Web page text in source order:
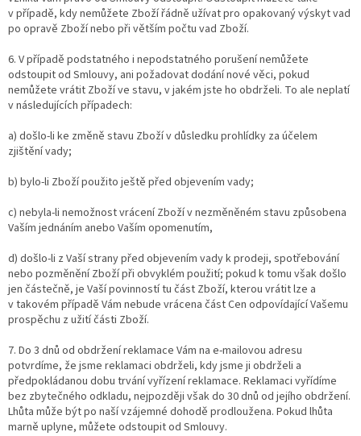
v případě, kdy nemůžete Zboží řádně užívat pro opakovaný výskyt vad
po opravě Zboží nebo při větším počtu vad Zboží.
6. V případě podstatného i nepodstatného porušení nemůžete
odstoupit od Smlouvy, ani požadovat dodání nové věci, pokud
nemůžete vrátit Zboží ve stavu, v jakém jste ho obdrželi. To ale neplatí
v následujících případech:
a) došlo-li ke změně stavu Zboží v důsledku prohlídky za účelem
zjištění vady;
b) bylo-li Zboží použito ještě před objevením vady;
c) nebyla-li nemožnost vrácení Zboží v nezměněném stavu způsobena
Vaším jednáním anebo Vaším opomenutím,
d) došlo-li z Vaší strany před objevením vady k prodeji, spotřebování
nebo pozměnění Zboží při obvyklém použití; pokud k tomu však došlo
jen částečně, je Vaší povinností tu část Zboží, kterou vrátit lze a
v takovém případě Vám nebude vrácena část Cen odpovídající Vašemu
prospěchu z užití části Zboží.
7. Do 3 dnů od obdržení reklamace Vám na e-mailovou adresu
potvrdíme, že jsme reklamaci obdrželi, kdy jsme ji obdrželi a
předpokládanou dobu trvání vyřízení reklamace. Reklamaci vyřídíme
bez zbytečného odkladu, nejpozději však do 30 dnů od jejího obdržení.
Lhůta může být po naší vzájemné dohodě prodloužena. Pokud lhůta
marně uplyne, můžete odstoupit od Smlouvy.